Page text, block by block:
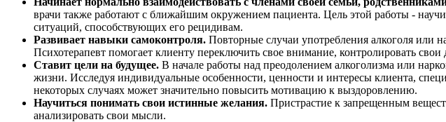
врачи также работают с ближайшим окружением пациента. Цель этой работы -
ситуаций, способствующих его рецидивам.
Развивает навыки самоконтроля. Повторные случаи употребления алкоголя или
Психотерапевт помогает клиенту переключить свое внимание, контролировать
Ставит цели на будущее. В начале работы над преодолением алкоголизма или
жизни. Исследуя индивидуальные особенности, ценности и интересы клиента,
некоторых случаях может значительно повысить мотивацию к выздоровлению.
Научиться понимать свои истинные желания. Пристрастие к запрещенным
анализировать свои мысли.